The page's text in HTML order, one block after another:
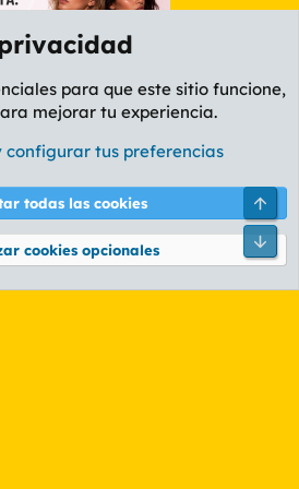
AMARILLO
reglas Política de privacidad Ayuda
® © 2010-2026 XenForo Ltd.
para que este sitio funcione,
mejorar tu experiencia.
configurar tus preferencias
todas las cookies
cookies opcionales
Pie